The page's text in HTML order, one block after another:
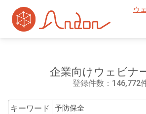
ウ
企業向けウェビナ
登録件数：146,772
キーワード